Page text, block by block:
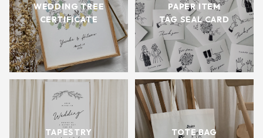
WEDDING TREE
CERTIFICATE
PAPER ITEM
TAG SEAL CARD
TAPESTRY
TOTE BAG